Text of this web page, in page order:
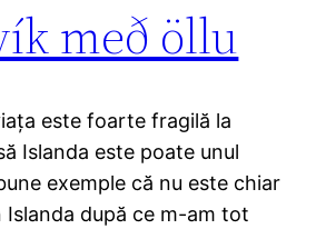
með öllu
este foarte fragilă la
Islanda este poate unul
exemple că nu este chiar
Islanda după ce m-am tot